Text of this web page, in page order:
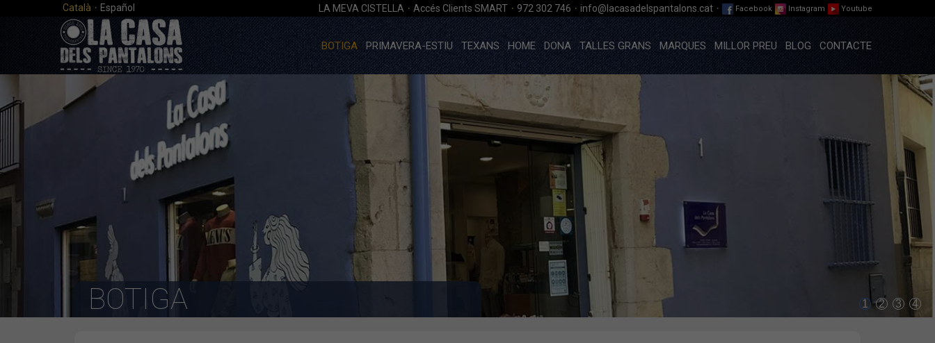
Català · Español LA MEVA CISTELLA · Accés Clients SMART · 972 302 746 · info@lacasadelspantalons.cat · Facebook Instagram Youtube
BOTIGA PRIMAVERA-ESTIU TEXANS HOME DONA TALLES GRANS MARQUES MILLOR PREU BLOG CONTACTE
BOTIGA 1 2 3 4